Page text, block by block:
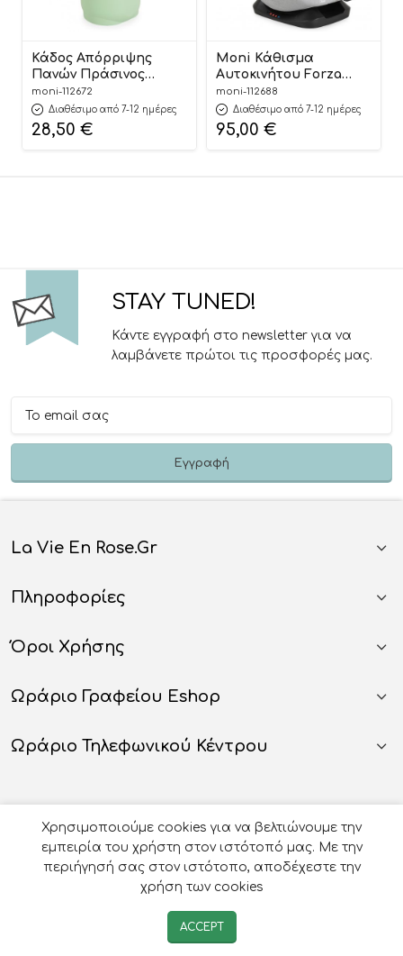
Κάδος Απόρριψης
Πανών Πράσινος
Nubbi Green Hygiene
Basket 3800146273279 –
Cangaroo
moni-112672
Διαθέσιμο από 7-12 ημέρες
28,50 €
Moni Κάθισμα
Αυτοκινήτου Forza
Dark Grey 40-150cm
3801005153725
moni-112688
Διαθέσιμο από 7-12 ημέρες
95,00 €
STAY TUNED!
Κάντε εγγραφή στο newsletter για να
λαμβάνετε πρώτοι τις προσφορές μας.
La Vie En Rose.gr
Πληροφορίες
Όροι Χρήσης
Ωράριο Γραφείου Eshop
Ωράριο Τηλεφωνικού Κέντρου
Οργάνωση Γάμου Βάπτισης - La Vie en Rose
Developed by e-avenue
Χρησιμοποιούμε cookies για να βελτιώνουμε την
εμπειρία του χρήστη στον ιστότοπό μας. Με την
περιήγησή σας στον ιστότοπο, αποδέχεστε την
χρήση των cookies
ACCEPT